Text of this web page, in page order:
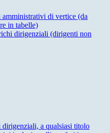
amministrativi di vertice (da
in tabelle)
dirigenziali (dirigenti non
dirigenziali, a qualsiasi titolo